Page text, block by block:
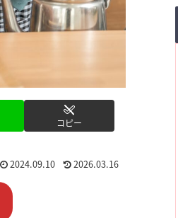
コピー
2024.09.10 2026.03.16